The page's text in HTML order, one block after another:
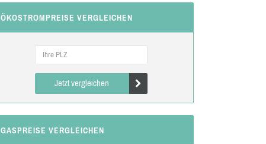
ÖKOSTROMPREISE VERGLEICHEN
Jetzt vergleichen
GASPREISE VERGLEICHEN